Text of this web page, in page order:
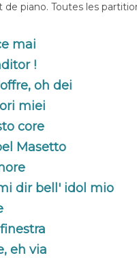
piano. Toutes les
mai
!
oh dei
miei
core
Masetto
dir bell' idol mio
eh via